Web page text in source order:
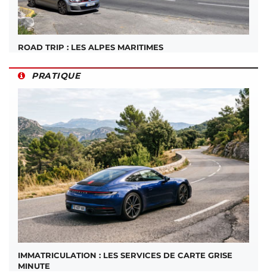
ROAD TRIP : LES ALPES MARITIMES
PRATIQUE
IMMATRICULATION : LES SERVICES DE CARTE GRISE
MINUTE